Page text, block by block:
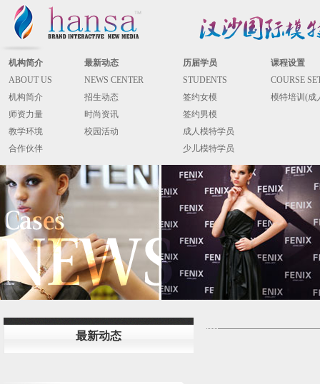
机构简介 最新动态 历届学员
课程设置
ABOUT US
NEWS CENTER STUDENTS
COURSE
机构简介
招生动态 签约女模
模特培训(成
师资力量
时尚资讯
签约男模
教学环境
校园活动
成人模特学员
合作伙伴
少儿模特学员
最新动态